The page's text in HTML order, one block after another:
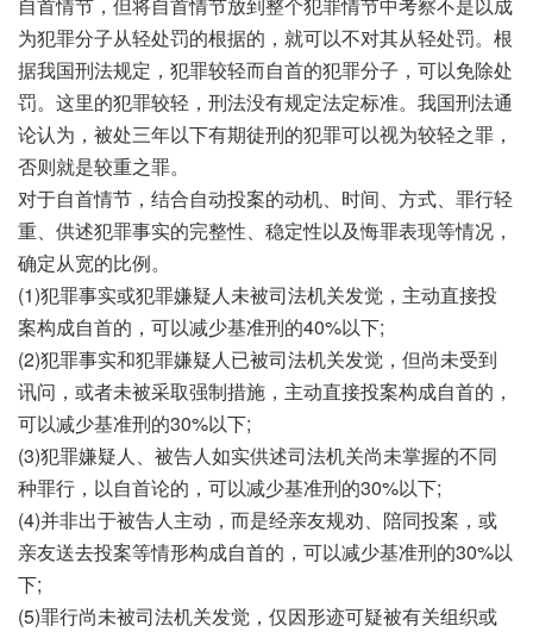
为犯罪分子从轻处罚的根据的，就可以不对其从轻处罚。根
据我国刑法规定，犯罪较轻而自首的犯罪分子，可以免除处
罚。这里的犯罪较轻，刑法没有规定法定标准。我国刑法通
论认为，被处三年以下有期徒刑的犯罪可以视为较轻之罪，
否则就是较重之罪。
对于自首情节，结合自动投案的动机、时间、方式、罪行轻
重、供述犯罪事实的完整性、稳定性以及悔罪表现等情况，
确定从宽的比例。
(1)犯罪事实或犯罪嫌疑人未被司法机关发觉，主动直接投
案构成自首的，可以减少基准刑的40%以下;
(2)犯罪事实和犯罪嫌疑人已被司法机关发觉，但尚未受到
讯问，或者未被采取强制措施，主动直接投案构成自首的，
可以减少基准刑的30%以下;
(3)犯罪嫌疑人、被告人如实供述司法机关尚未掌握的不同
种罪行，以自首论的，可以减少基准刑的30%以下;
(4)并非出于被告人主动，而是经亲友规劝、陪同投案，或
亲友送去投案等情形构成自首的，可以减少基准刑的30%以
下;
(5)罪行尚未被司法机关发觉，仅因形迹可疑被有关组织或